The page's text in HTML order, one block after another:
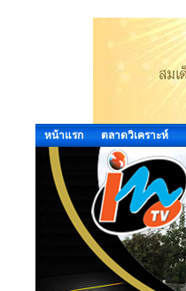
หน้าแรก ตลาดวิเคราะห์